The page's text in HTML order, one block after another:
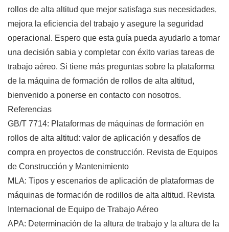
rollos de alta altitud que mejor satisfaga sus necesidades,
mejora la eficiencia del trabajo y asegure la seguridad
operacional. Espero que esta guía pueda ayudarlo a tomar
una decisión sabia y completar con éxito varias tareas de
trabajo aéreo. Si tiene más preguntas sobre la plataforma
de la máquina de formación de rollos de alta altitud,
bienvenido a ponerse en contacto con nosotros.
Referencias
GB/T 7714: Plataformas de máquinas de formación en
rollos de alta altitud: valor de aplicación y desafíos de
compra en proyectos de construcción. Revista de Equipos
de Construcción y Mantenimiento
MLA: Tipos y escenarios de aplicación de plataformas de
máquinas de formación de rodillos de alta altitud. Revista
Internacional de Equipo de Trabajo Aéreo
APA: Determinación de la altura de trabajo y la altura de la